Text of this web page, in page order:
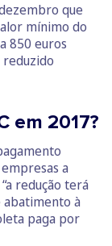
que
mínimo do
850 euros
reduzido
em 2017?
a
redução terá
abatimento à
paga por